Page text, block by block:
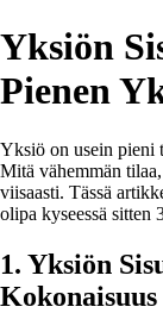
Yksiön
Pienen
Yksiö on usein pieni
Mitä vähemmän
viisaasti. Tässä
olipa kyseessä sitten
1. Yksiön
Kokonaisuus